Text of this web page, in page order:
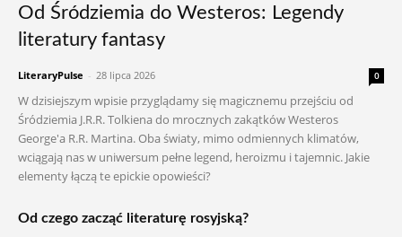
Od Śródziemia do Westeros: Legendy
literatury fantasy
LiteraryPulse - 28 lipca 2026 0
W dzisiejszym wpisie przyglądamy się magicznemu przejściu od
Śródziemia J.R.R. Tolkiena do mrocznych zakątków Westeros
George'a R.R. Martina. Oba światy, mimo odmiennych klimatów,
wciągają nas w uniwersum pełne legend, heroizmu i tajemnic. Jakie
elementy łączą te epickie opowieści?
Od czego zacząć literaturę rosyjską?